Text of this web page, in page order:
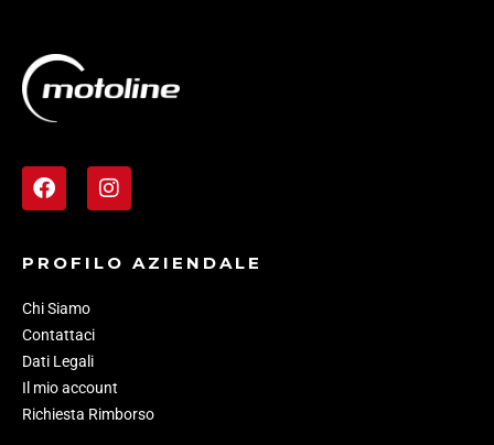
PROFILO AZIENDALE
Chi Siamo
Contattaci
Dati Legali
Il mio account
Richiesta Rimborso